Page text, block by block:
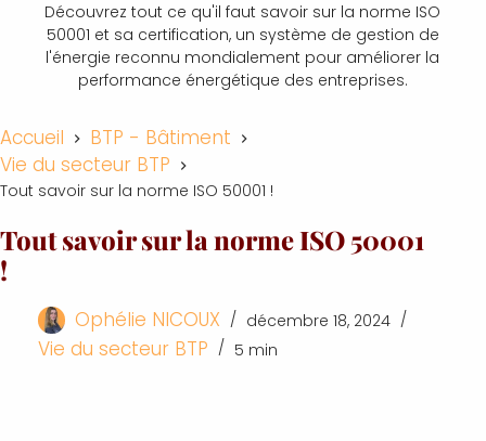
Découvrez tout ce qu'il faut savoir sur la norme ISO
50001 et sa certification, un système de gestion de
l'énergie reconnu mondialement pour améliorer la
performance énergétique des entreprises.
Accueil
BTP - Bâtiment
Vie du secteur BTP
Tout savoir sur la norme ISO 50001 !
Tout savoir sur la norme ISO 50001
!
Ophélie NICOUX décembre 18, 2024
Vie du secteur BTP 5 min